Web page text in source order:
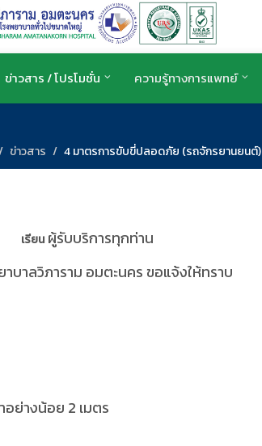
ข่าวสาร / โปรโมชั่น ความรู้ทางการแพทย์
ข่าวสาร 4 มาตรการขับขี่ปลอดภัย (รถจักรยานยนต์)
เรียน ผู้รับบริการทุกท่าน
าบาลวิภาราม อมตะนคร ขอแจ้งให้ทราบ
ย่างน้อย 2 เมตร